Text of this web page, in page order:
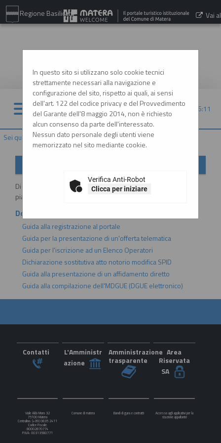
Regione Basilicata Vai al
09/08/2026 16:11
Sei qui: Home»Informazioni»Istruzioni e manuali
In questo sito si utilizzano solo cookie tecnici
strettamente necessari alla navigazione e
configurazione del sito, rispetto ai quali, ai sensi
dell'art. 122 del codice privacy e del Provvedimento
del Garante dell'8 maggio 2014, non è richiesto
alcun consenso da parte dell'interessato.
Nessun dato personale degli utenti viene
memorizzato nel sito mediante cookie.
Verifica Anti-Robot
Clicca per iniziare
Di seguito si riportano i manuali di supporto per operare con la
piattaforma telematica dell'Ente.
Documenti
Guida alla registrazione al portale
Guida per la presentazione di un'offerta telematica
Guida per l'iscrizione ad un Elenco Operatori
Dichiarazione sostitutiva atto notorio modifica SPID
Guida alla presentazione di un affidamento diretto
Guida alla compilazione dell'MDGUE (DGUE elettronico)
Contatti
L'Amministr
azione
Amministrazione
trasparente
Area
Riservata
SA
Viale Aldo Moro 32
75100 Matera
Centralino: (+39) 0835 2411
Codice Fiscale:
80002870774
P.IVA: 00313580771
Comune di matera Bandi di gara e contratti Accesso agli applicativi per la
stazione appaltante